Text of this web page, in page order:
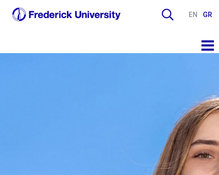
EN GR